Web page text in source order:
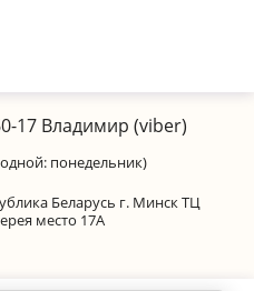
17 Владимир (viber)
понедельник)
Беларусь г. Минск ТЦ
место 17А